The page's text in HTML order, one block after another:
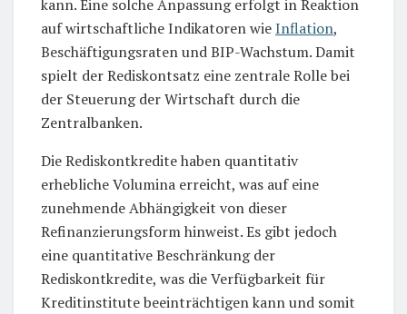
kann. Eine solche Anpassung erfolgt in Reaktion
auf wirtschaftliche Indikatoren wieInflation,
Beschäftigungsraten und BIP-Wachstum. Damit
spielt der Rediskontsatz eine zentrale Rolle bei
der Steuerung der Wirtschaft durch die
Zentralbanken.
Die Rediskontkredite haben quantitativ
erhebliche Volumina erreicht, was auf eine
zunehmende Abhängigkeit von dieser
Refinanzierungsform hinweist. Es gibt jedoch
eine quantitative Beschränkung der
Rediskontkredite, was die Verfügbarkeit für
Kreditinstitute beeinträchtigen kann und somit